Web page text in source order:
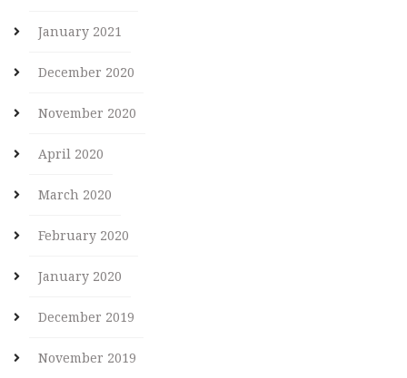
January 2021
December 2020
November 2020
April 2020
March 2020
February 2020
January 2020
December 2019
November 2019